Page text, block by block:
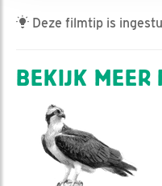
Deze filmtip is
BEKIJK MEER